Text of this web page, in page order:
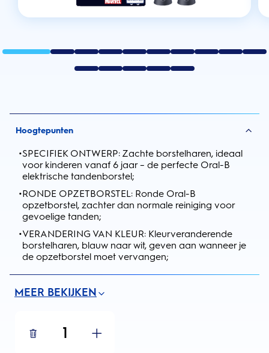
Hoogtepunten
•SPECIFIEK ONTWERP: Zachte borstelharen, ideaal
voor kinderen vanaf 6 jaar – de perfecte Oral-B
elektrische tandenborstel;
•RONDE OPZETBORSTEL: Ronde Oral-B
opzetborstel, zachter dan normale reiniging voor
gevoelige tanden;
•VERANDERING VAN KLEUR: Kleurveranderende
borstelharen, blauw naar wit, geven aan wanneer je
de opzetborstel moet vervangen;
MEER BEKIJKEN
1